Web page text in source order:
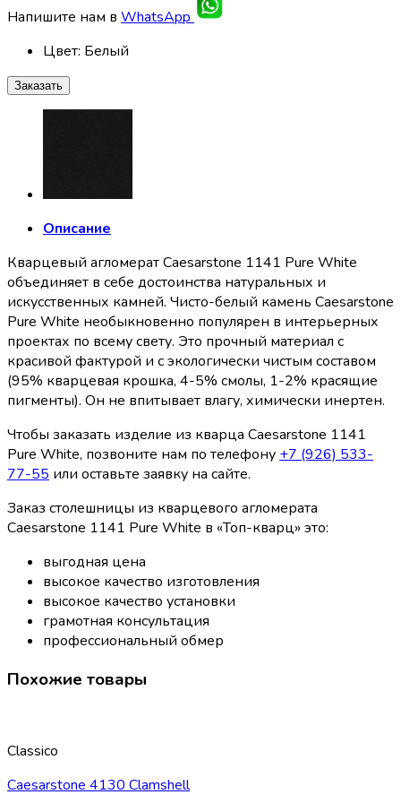
Напишите нам в WhatsApp
Цвет: Белый
Заказать
Описание
Кварцевый агломерат Caesarstone 1141 Pure White
объединяет в себе достоинства натуральных и
искусственных камней. Чисто-белый камень Caesarstone
Pure White необыкновенно популярен в интерьерных
проектах по всему свету. Это прочный материал с
красивой фактурой и с экологически чистым составом
(95% кварцевая крошка, 4-5% смолы, 1-2% красящие
пигменты). Он не впитывает влагу, химически инертен.
Чтобы заказать изделие из кварца Caesarstone 1141
Pure White, позвоните нам по телефону +7 (926) 533-
77-55 или оставьте заявку на сайте.
Заказ столешницы из кварцевого агломерата
Caesarstone 1141 Pure White в «Топ-кварц» это:
выгодная цена
высокое качество изготовления
высокое качество установки
грамотная консультация
профессиональный обмер
Похожие товары
Classico
Caesarstone 4130 Clamshell